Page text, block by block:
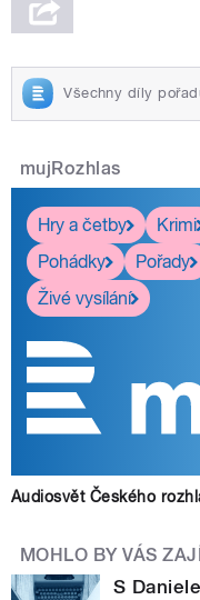
Všechny díly
mujRozhlas
Hry a četby
Krimi
Pohádky
Pořady
Živé vysílání
Audiosvět Českého
MOHLO BY VÁS
S